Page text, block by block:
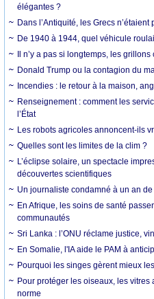
élégantes ?
Dans l’Antiquité, les Grecs
De 1940 à 1944, quel véhicule
Il n’y a pas si longtemps, les
Donald Trump ou la contagion du
Incendies : le retour à la maison,
Renseignement : comment les
l’État
Les robots agricoles annoncent-ils
Quelles sont les limites de la clim ?
L’éclipse solaire, un spectacle
découvertes scientifiques
Un journaliste condamné à un an
En Afrique, les soins de santé
communautés
Sri Lanka : l’ONU réclame justice,
En Somalie, l'IA aide le PAM à
Pourquoi les singes gèrent mieux
Pour protéger les oiseaux, les
norme